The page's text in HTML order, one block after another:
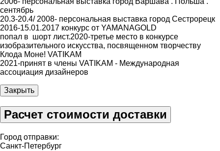
сентябрь
20.3-20.4/ 2008- персональная выставка город Сестрорецк
2016-15.01.2017 конкурс от YAMANAGOLD
попал в шорт лист.2020-третье место в конкурсе
изобразительного искусства, посвященном творчеству
Клода Моне! VATIKAM
2021-принят в члены VATIKAM - Международная
ассоциация дизайнеров
Закрыть
Расчет стоимости доставки
Город отправки:
Санкт-Петербург